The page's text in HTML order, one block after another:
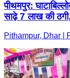
पीथमपुर:
साढ़े 7 लाख की
Pithampur, Dhar |